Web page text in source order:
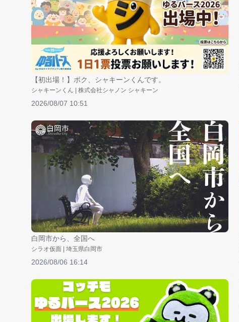
【初出場！】ボク、シャキーンくんです。
シャキーンくん | 株式会社シャノン シャキーン
2026/08/07 10:51
白岡市から、全国へ
シラオ仮面 | 埼玉県白岡市
2026/08/06 16:14